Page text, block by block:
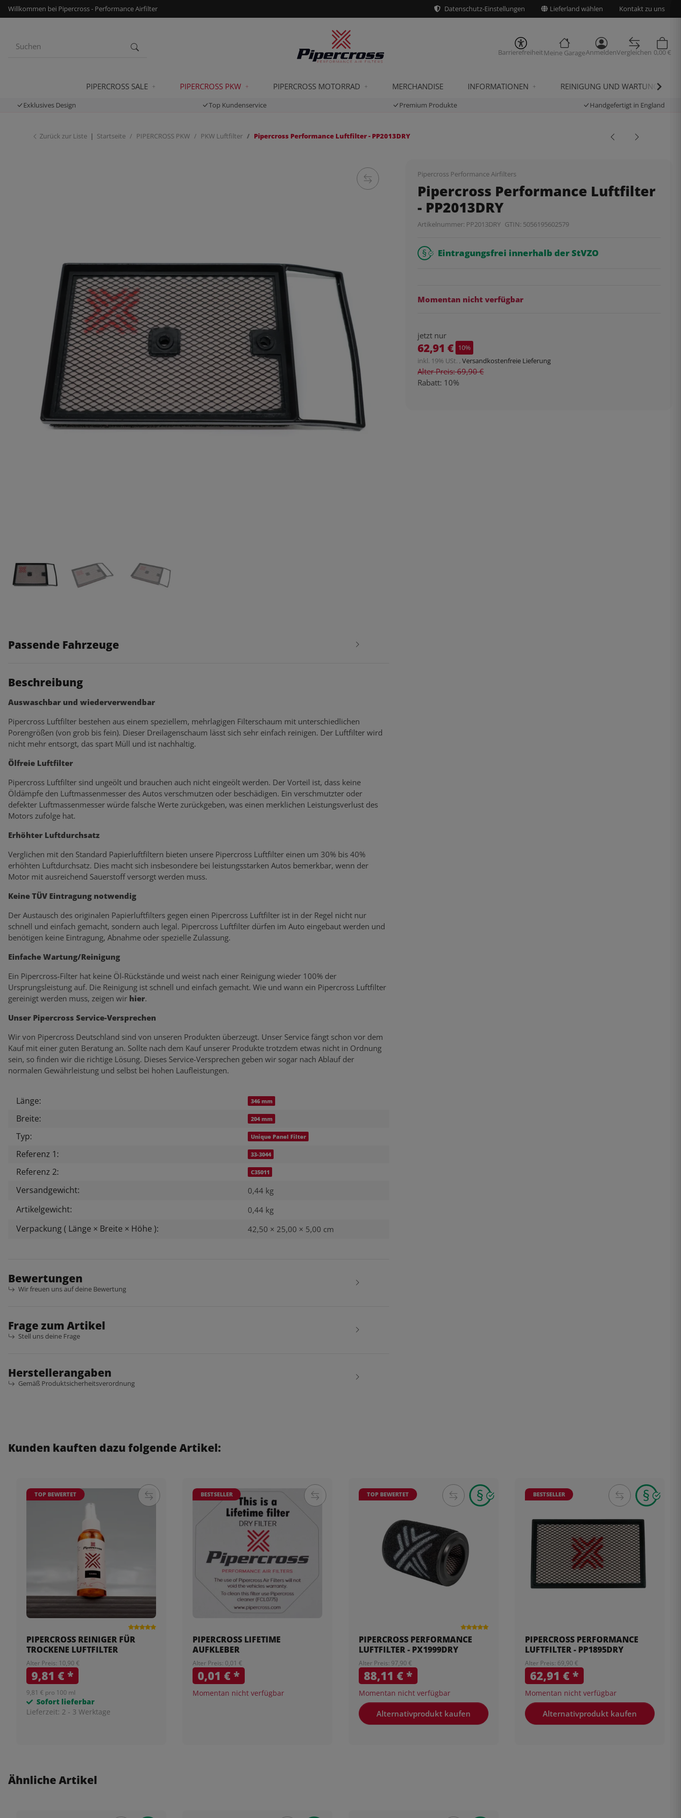
Willkommen bei Pipercross - Performance Airfilter Datenschutz-Einstellungen Lieferland wählen Kontakt zu uns
BarrierefreiheitMeine GarageAnmeldenVergleichen 0,00 €
PIPERCROSS SALE PIPERCROSS PKW PIPERCROSS MOTORRAD MERCHANDISE INFORMATIONEN REINIGUNG UND WARTUNG
Exklusives Design Top Kundenservice Premium Produkte Handgefertigt in England
Zurück zur Liste Startseite PIPERCROSS PKW PKW Luftfilter Pipercross Performance Luftfilter - PP2013DRY
Pipercross Performance Airfilters
Pipercross Performance Luftfilter
- PP2013DRY
Artikelnummer: PP2013DRY GTIN: 5056195602579
Eintragungsfrei innerhalb der StVZO
Momentan nicht verfügbar
jetzt nur
62,91 € 10%
inkl. 19% USt. , Versandkostenfreie Lieferung
Alter Preis: 69,90 €
Rabatt: 10%
Passende Fahrzeuge
Beschreibung
Auswaschbar und wiederverwendbar
Pipercross Luftfilter bestehen aus einem speziellem, mehrlagigen Filterschaum mit unterschiedlichen
Porengrößen (von grob bis fein). Dieser Dreilagenschaum lässt sich sehr einfach reinigen. Der Luftfilter wird
nicht mehr entsorgt, das spart Müll und ist nachhaltig.
Ölfreie Luftfilter
Pipercross Luftfilter sind ungeölt und brauchen auch nicht eingeölt werden. Der Vorteil ist, dass keine
Öldämpfe den Luftmassenmesser des Autos verschmutzen oder beschädigen. Ein verschmutzter oder
defekter Luftmassenmesser würde falsche Werte zurückgeben, was einen merklichen Leistungsverlust des
Motors zufolge hat.
Erhöhter Luftdurchsatz
Verglichen mit den Standard Papierluftfiltern bieten unsere Pipercross Luftfilter einen um 30% bis 40%
erhöhten Luftdurchsatz. Dies macht sich insbesondere bei leistungsstarken Autos bemerkbar, wenn der
Motor mit ausreichend Sauerstoff versorgt werden muss.
Keine TÜV Eintragung notwendig
Der Austausch des originalen Papierluftfilters gegen einen Pipercross Luftfilter ist in der Regel nicht nur
schnell und einfach gemacht, sondern auch legal. Pipercross Luftfilter dürfen im Auto eingebaut werden und
benötigen keine Eintragung, Abnahme oder spezielle Zulassung.
Einfache Wartung/Reinigung
Ein Pipercross-Filter hat keine Öl-Rückstände und weist nach einer Reinigung wieder 100% der
Ursprungsleistung auf. Die Reinigung ist schnell und einfach gemacht. Wie und wann ein Pipercross Luftfilter
gereinigt werden muss, zeigen wir hier.
Unser Pipercross Service-Versprechen
Wir von Pipercross Deutschland sind von unseren Produkten überzeugt. Unser Service fängt schon vor dem
Kauf mit einer guten Beratung an. Sollte nach dem Kauf unserer Produkte trotzdem etwas nicht in Ordnung
sein, so finden wir die richtige Lösung. Dieses Service-Versprechen geben wir sogar nach Ablauf der
normalen Gewährleistung und selbst bei hohen Laufleistungen.
Produkteigenschaft
Wert
Länge: 346 mm
Breite: 204 mm
Typ: Unique Panel Filter
Referenz 1: 33-3044
Referenz 2: C35011
Versandgewicht: 0,44 kg
Artikelgewicht: 0,44 kg
Verpackung ( Länge × Breite × Höhe ): 42,50 × 25,00 × 5,00 cm
Bewertungen
Wir freuen uns auf deine Bewertung
Frage zum Artikel
Stell uns deine Frage
Herstellerangaben
Gemäß Produktsicherheitsverordnung
Kunden kauften dazu folgende Artikel:
TOP BEWERTET
PIPERCROSS REINIGER FÜR
TROCKENE LUFTFILTER
Alter Preis: 10,90 €
9,81 €*
9,81 € pro 100 ml
Sofort lieferbar
Lieferzeit: 2 - 3 Werktage
BESTSELLER
PIPERCROSS LIFETIME
AUFKLEBER
Alter Preis: 0,01 €
0,01 €*
Momentan nicht verfügbar
TOP BEWERTET
PIPERCROSS PERFORMANCE
LUFTFILTER - PX1999DRY
Alter Preis: 97,90 €
88,11 €*
Momentan nicht verfügbar
Alternativprodukt kaufen
BESTSELLER
PIPERCROSS PERFORMANCE
LUFTFILTER - PP1895DRY
Alter Preis: 69,90 €
62,91 €*
Momentan nicht verfügbar
Alternativprodukt kaufen
Ähnliche Artikel